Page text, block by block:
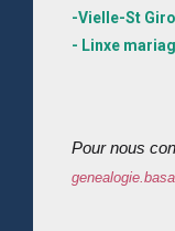
-Vielle-St
- Linxe
Pour nous